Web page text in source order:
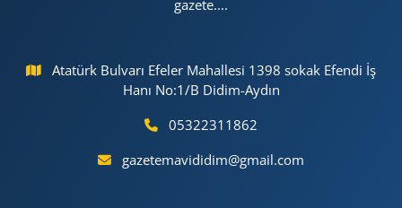
gazete....
Atatürk Bulvarı Efeler Mahallesi 1398 sokak Efendi İş
Hanı No:1/B Didim-Aydın
05322311862
gazetemavididim@gmail.com